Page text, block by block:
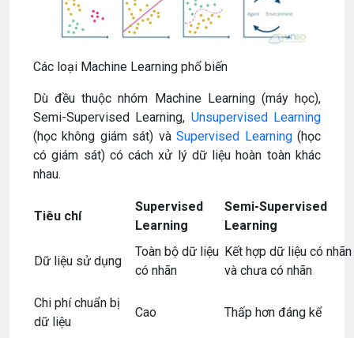
Các loại Machine Learning phổ biến
Dù đều thuộc nhóm Machine Learning (máy học),
Semi-Supervised Learning, Unsupervised Learning
(học không giám sát) vàSupervised Learning(học
có giám sát) có cách xử lý dữ liệu hoàn toàn khác
nhau.
Tiêu chí
Supervised
Learning
Semi-Supervised
Learning
Dữ liệu sử dụng
Toàn bộ dữ liệu
có nhãn
Kết hợp dữ liệu có nhãn
và chưa có nhãn
Chi phí chuẩn bị
dữ liệu
Cao Thấp hơn đáng kể